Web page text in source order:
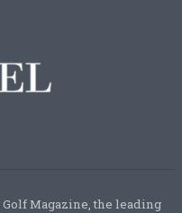
Magazine, the leading